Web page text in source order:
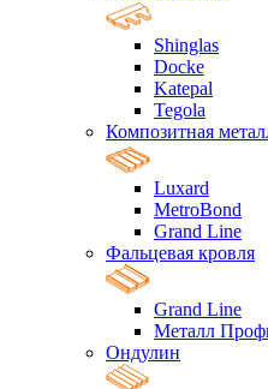
Shinglas
Docke
Katepal
Tegola
Композитная
Luxard
MetroBond
Grand Line
Фальцевая кровля
Grand Line
Металл
Ондулин